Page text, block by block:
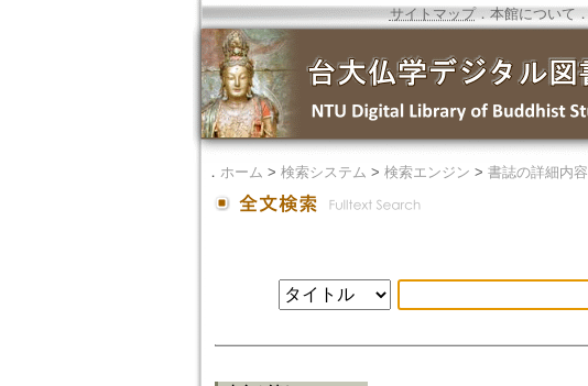
サイトマップ．本館について ．
． ホーム > 検索システム > 検索エンジン > 書誌の詳細内容